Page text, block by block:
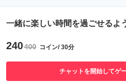
一緒に楽しい時間を過ごせるよ
240400 コイン/ 30分
チャットを開始してゲ